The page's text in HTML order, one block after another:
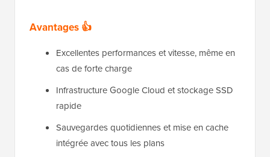
Avantages 👍
Excellentes performances et vitesse, même en
cas de forte charge
Infrastructure Google Cloud et stockage SSD
rapide
Sauvegardes quotidiennes et mise en cache
intégrée avec tous les plans